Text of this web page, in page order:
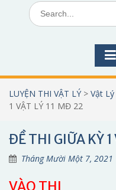
Search
for:
LUYỆN THI VẬT LÝ > Vật Lý
1 VẬT LÝ 11 MĐ 22
ĐỀ THI GIỮA KỲ
Tháng Mười Một 7, 2021
VÀO THI